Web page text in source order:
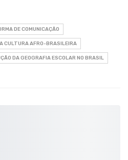
DE COMUNICAÇÃO
A CULTURA AFRO-BRASILEIRA
DA GEOGRAFIA ESCOLAR NO BRASIL